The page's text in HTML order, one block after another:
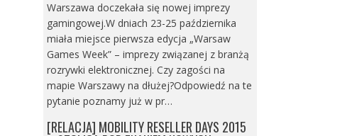
Warszawa doczekała się nowej imprezy
gamingowej.W dniach 23-25 października
miała miejsce pierwsza edycja „Warsaw
Games Week” – imprezy związanej z branżą
rozrywki elektronicznej. Czy zagości na
mapie Warszawy na dłużej?Odpowiedź na te
pytanie poznamy już w pr…
[RELACJA] MOBILITY RESELLER DAYS 2015